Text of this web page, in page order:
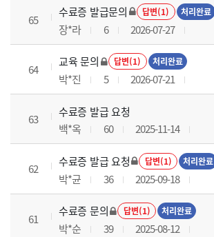
65
수료증 발급문의 답변(1) 처리완료
장*라 6 2026-07-27
64
교육 문의 답변(1) 처리완료
박*진 5 2026-07-21
63
수료증 발급 요청
백*옥
60 2025-11-14
62
수료증 발급 요청 답변(1) 처리완료
박*균 36 2025-09-18
61
수료증 문의 답변(1) 처리완료
박*순 39 2025-08-12